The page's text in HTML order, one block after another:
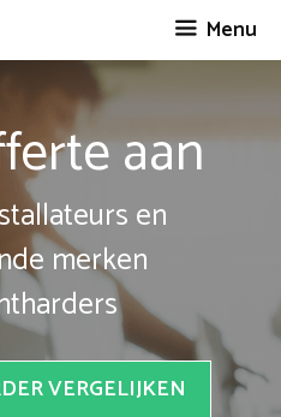
Menu
aan
en
merken
VERGELIJKEN